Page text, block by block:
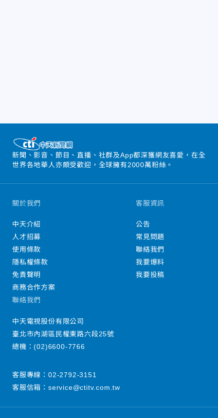
新聞、影音、節目、直播、社群及App都深獲網友喜愛，在全
世界各地華人亦頗受歡迎，全球擁有2000萬粉絲。
關於我們
中天介紹
人才招募
使用條款
隱私權條款
免責聲明
商務合作方案
客服資訊
公告
常見問題
聯絡我們
我要爆料
我要投稿
聯絡我們
中天電視股份有限公司
臺北市內湖區民權東路六段25號
總機：(02)6600-7766
客服專線： 02-2792-3151
客服信箱： service@ctitv.com.tw